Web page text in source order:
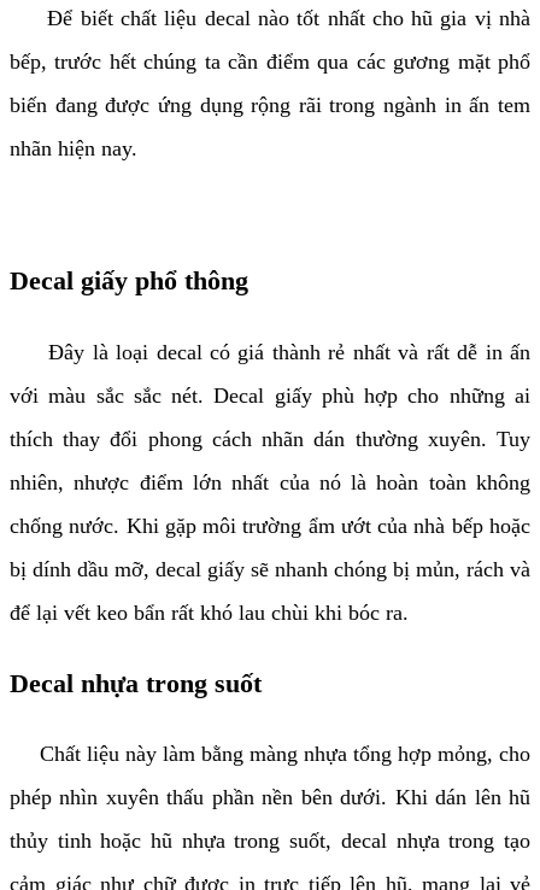
Để biết chất liệu decal nào tốt nhất cho hũ gia vị nhà
bếp, trước hết chúng ta cần điểm qua các gương mặt phổ
biến đang được ứng dụng rộng rãi trong ngành in ấn tem
nhãn hiện nay.
Decal giấy phổ thông
Đây là loại decal có giá thành rẻ nhất và rất dễ in ấn
với màu sắc sắc nét. Decal giấy phù hợp cho những ai
thích thay đổi phong cách nhãn dán thường xuyên. Tuy
nhiên, nhược điểm lớn nhất của nó là hoàn toàn không
chống nước. Khi gặp môi trường ẩm ướt của nhà bếp hoặc
bị dính dầu mỡ, decal giấy sẽ nhanh chóng bị mủn, rách và
để lại vết keo bẩn rất khó lau chùi khi bóc ra.
Decal nhựa trong suốt
Chất liệu này làm bằng màng nhựa tổng hợp mỏng, cho
phép nhìn xuyên thấu phần nền bên dưới. Khi dán lên hũ
thủy tinh hoặc hũ nhựa trong suốt, decal nhựa trong tạo
cảm giác như chữ được in trực tiếp lên hũ, mang lại vẻ